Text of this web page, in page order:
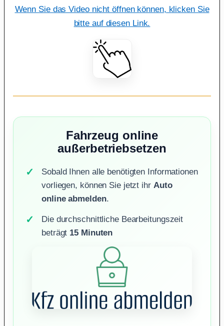
Wenn Sie das Video nicht öffnen können, klicken Sie
bitte auf diesen Link.
Fahrzeug online
außerbetriebsetzen
Sobald Ihnen alle benötigten Informationen
vorliegen, können Sie jetzt ihr Auto
online abmelden.
Die durchschnittliche Bearbeitungszeit
beträgt 15 Minuten